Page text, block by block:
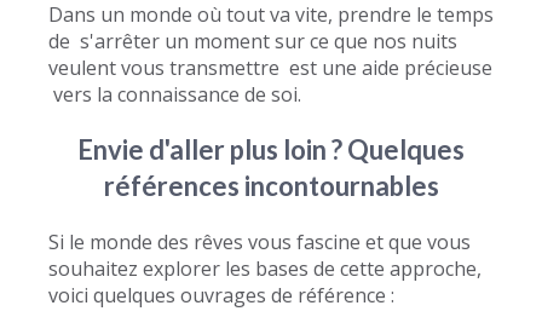
Dans un monde où tout va vite, prendre le temps
de s'arrêter un moment sur ce que nos nuits
veulent vous transmettre est une aide précieuse
vers la connaissance de soi.
Envie d'aller plus loin ? Quelques
références incontournables
Si le monde des rêves vous fascine et que vous
souhaitez explorer les bases de cette approche,
voici quelques ouvrages de référence :